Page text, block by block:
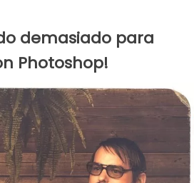
demasiado para
Photoshop!